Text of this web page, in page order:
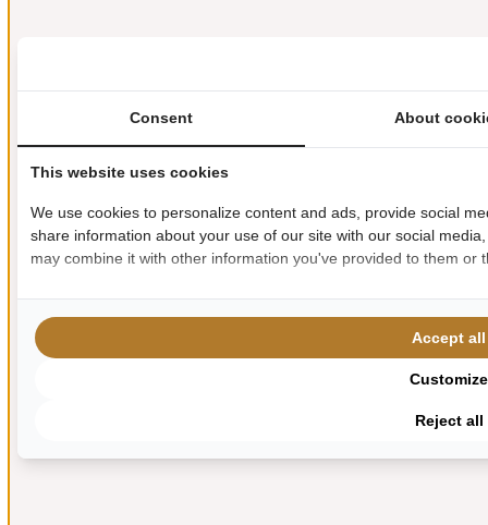
Consent About
This website uses cookies
We use cookies to personalize content and ads, provide social
share information about your use of our site with our social
may combine it with other information you've provided to them
Reject all
Customize
Accept all